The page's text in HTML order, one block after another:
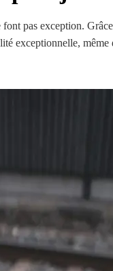
pas exception.
exceptionnelle,